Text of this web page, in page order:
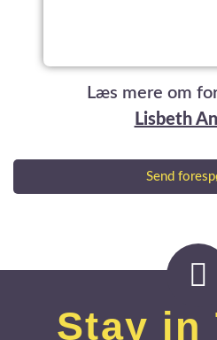
Læs mere om
Lisbeth
Send
Stay in